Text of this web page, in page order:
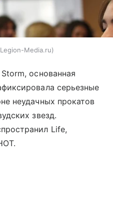
Legion-Media.ru
основанная
серьезные
неудачных прокатов
звезд.
Life,